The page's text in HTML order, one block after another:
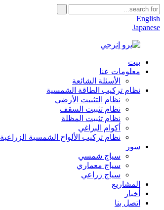
English
Japanese
بيت
معلومات عنا
الأسئلة الشائعة
نظام تركيب الطاقة الشمسية
نظام التثبيت الأرضي
نظام تثبيت السقف
نظام تثبيت المظلة
أكوام البراغي
نظام تركيب الألواح الشمسية الزراعية
سور
سياج شمسي
سياج معماري
سياج زراعي
المشاريع
أخبار
اتصل بنا